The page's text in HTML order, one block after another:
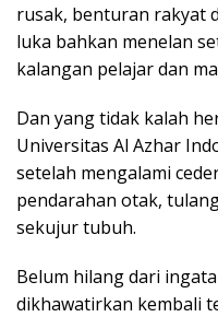
rusak, benturan rakyat
luka bahkan menelan
kalangan pelajar dan
Dan yang tidak kalah
Universitas Al Azhar
setelah mengalami
pendarahan otak,
sekujur tubuh.
Belum hilang dari
dikhawatirkan kembali